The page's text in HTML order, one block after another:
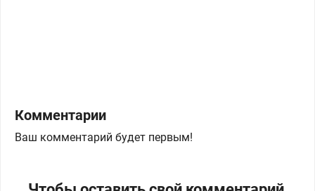
Комментарии
Ваш комментарий будет первым!